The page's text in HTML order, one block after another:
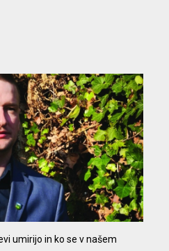
umirijo in ko se v našem